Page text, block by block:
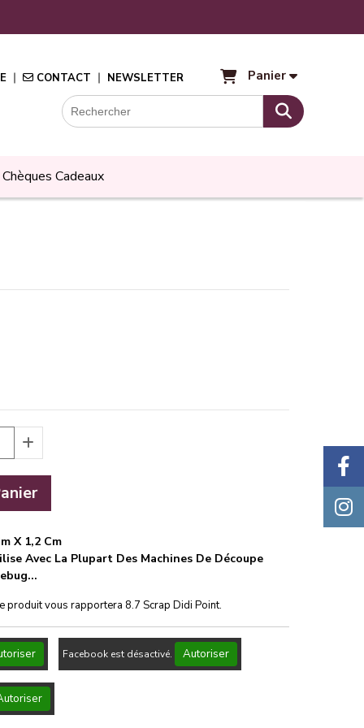
CONTACT NEWSLETTER Panier
Chèques Cadeaux
X 1,2 Cm
Avec La Plupart Des Machines De Découpe
produit vous rapportera 8.7 Scrap Didi Point.
Facebook est désactivé. Autoriser